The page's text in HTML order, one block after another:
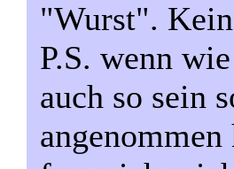
"Wurst".
P.S. wenn
auch so sein